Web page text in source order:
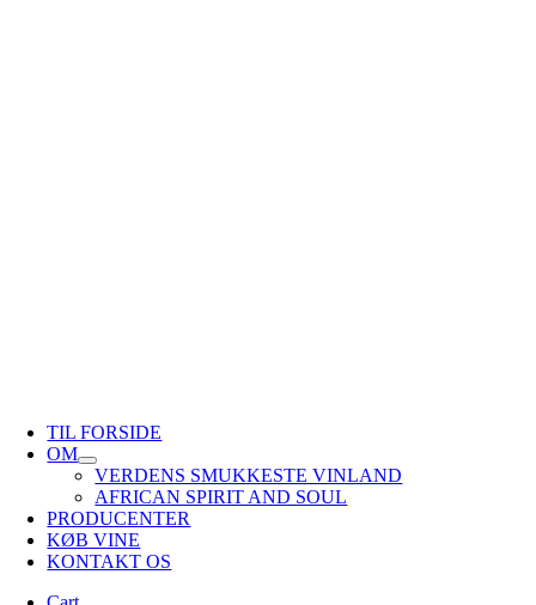
TIL FORSIDE
OM
VERDENS SMUKKESTE VINLAND
AFRICAN SPIRIT AND SOUL
PRODUCENTER
KØB VINE
KONTAKT OS